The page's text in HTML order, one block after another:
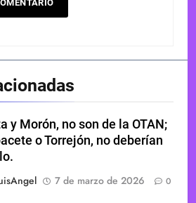
y Morón, no son de la OTAN;
o Torrejón, no deberían
7 de marzo de 2026 0